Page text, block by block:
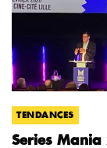
TENDANCES
Series